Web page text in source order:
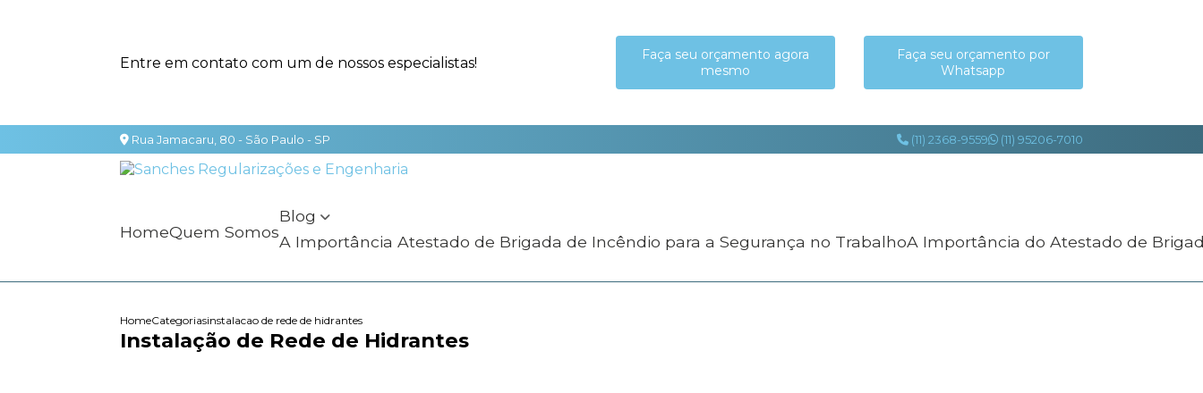
Entre em contato com um de nossos especialistas!
Faça seu orçamento agora
mesmo
Faça seu orçamento por
Whatsapp
Rua Jamacaru, 80 - São Paulo - SP (11) 2368-9559 (11) 95206-7010
Home Quem Somos
Blog
A Importância Atestado de Brigada de Incêndio para a Segurança no Trabalho
A Importância do Atestado de
HomeCategoriasinstalacao de rede de hidrantes
Instalação de Rede de Hidrantes​